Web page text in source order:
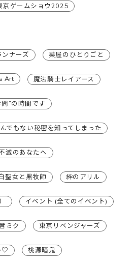
京ゲームショウ2025
ナーズ 薬屋のひとりごと
Art 魔法騎士レイアース
”の時間です
でもない秘密を知ってしまった
滅のあなたへ
聖女と黒牧師 絆のアリル
イベント (全てのイベント)
ミク 東京リベンジャーズ
♡ 桃源暗鬼